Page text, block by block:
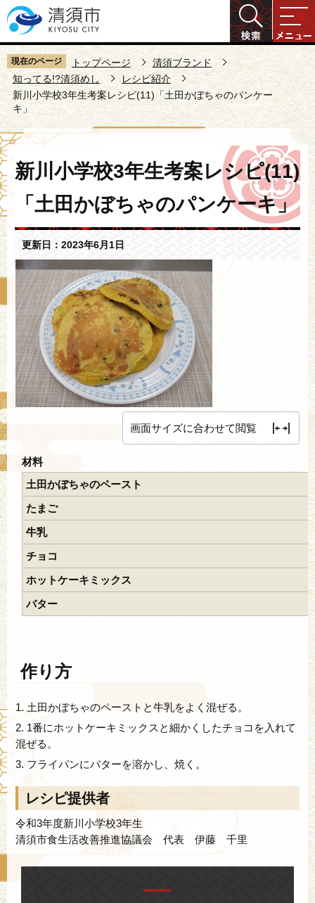
こ
の
ペ
ー
ジ
の
先
頭
で
す
現在のページ トップページ
清須ブランド
知ってる!?清須めし
レシピ紹介
新川小学校3年生考案レシピ(11)「土田かぼちゃのパンケー
キ」
文
か
新川小学校3年生考案レシピ(11)
「土田かぼちゃのパンケーキ」
更新日：2023年6月1日
画面サイズに合わせて閲覧
材料
土田かぼちゃのペースト
たまご
牛乳
チョコ
ホットケーキミックス
バター
作り方
1. 土田かぼちゃのペーストと牛乳をよく混ぜる。
2. 1番にホットケーキミックスと細かくしたチョコを入れて
混ぜる。
3. フライパンにバターを溶かし、焼く。
レシピ提供者
令和3年度新川小学校3年生
清須市食生活改善推進協議会 代表 伊藤 千里